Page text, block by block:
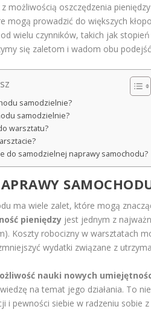
możliwością oszczędzenia
mogą prowadzić do większych
wielu czynników, takich jak
się zaletom i wadom obu
samodzielnie?
samodzielnie?
warsztatu?
do samodzielnej naprawy samochodu?
ma wiele zalet, które mogą
pieniędzy jest jednym z
Koszty robocizny w warsztatach
wydatki związane z
nauki nowych
na temat jego działania. To
i pewności siebie w radzeniu sobie